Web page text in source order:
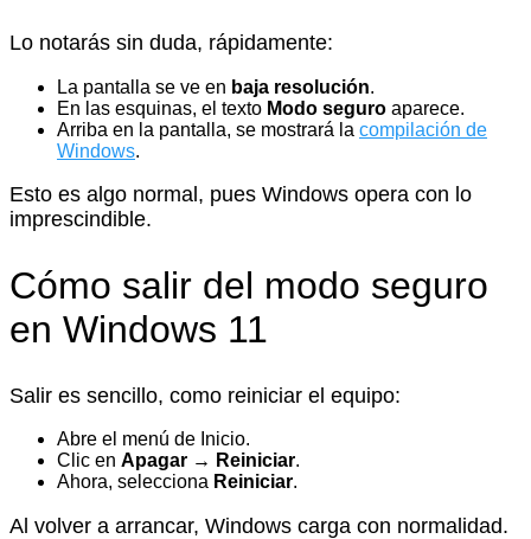
Lo notarás sin duda, rápidamente:
La pantalla se ve en baja resolución.
En las esquinas, el texto Modo seguro aparece.
Arriba en la pantalla, se mostrará la compilación de
Windows.
Esto es algo normal, pues Windows opera con lo
imprescindible.
Cómo salir del modo seguro
en Windows 11
Salir es sencillo, como reiniciar el equipo:
Abre el menú de Inicio.
Clic en Apagar → Reiniciar.
Ahora, selecciona Reiniciar.
Al volver a arrancar, Windows carga con normalidad.